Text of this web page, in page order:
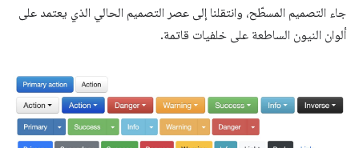
جاء التصميم المسطّح، وانتقلنا إلى عصر التصميم الحالي الذي يعتمد على
ألوان النيون الساطعة على خلفيات قاتمة.